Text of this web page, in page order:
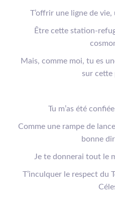
T’offrir une ligne de
Être cette station-
Mais, comme moi, tu es
sur cette
Tu m’as été
Comme une rampe de
bonne
Je te donnerai tout le
T’inculquer le respect du